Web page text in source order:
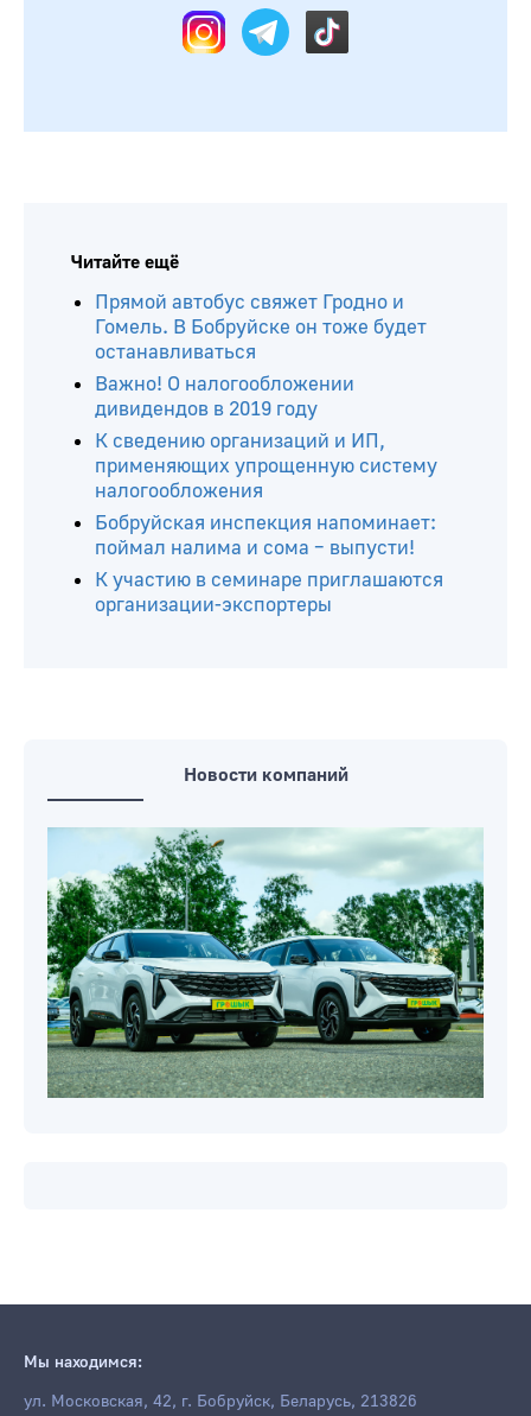
Читайте ещё
Прямой автобус свяжет Гродно и
Гомель. В Бобруйске он тоже будет
останавливаться
Важно! О налогообложении
дивидендов в 2019 году
К сведению организаций и ИП,
организации-экспортеры
Новости компаний